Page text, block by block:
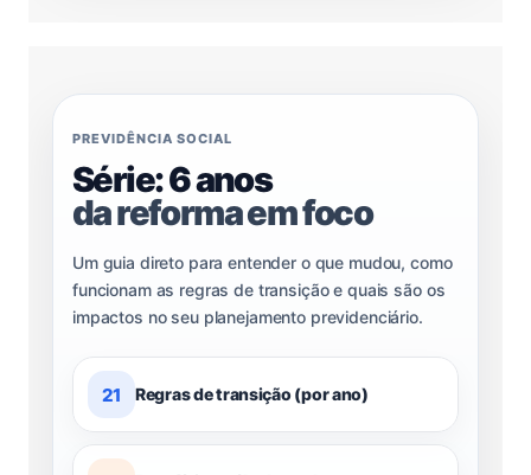
PREVIDÊNCIA SOCIAL
Série: 6 anos
da reforma em foco
Um guia direto para entender o que mudou, como
funcionam as regras de transição e quais são os
impactos no seu planejamento previdenciário.
21 Regras de transição (por ano)